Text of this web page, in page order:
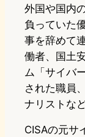
外国や国内
負っていた
事を辞めて
働者、国土
ム「サイバ
された職員
ナリストな
CISAの元サ